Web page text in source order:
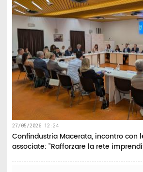
27/05/2026 12:24
Confindustria Macerata, incontro con
associate: “Rafforzare la rete